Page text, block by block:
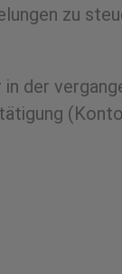
zu
der